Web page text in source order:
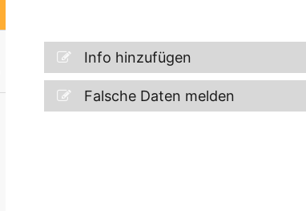
Info hinzufügen
Falsche Daten melden